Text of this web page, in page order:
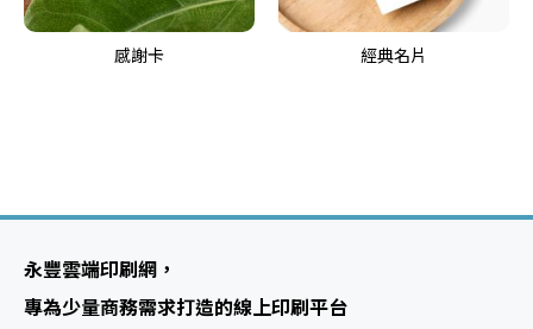
感謝卡 經典名片
永豐雲端印刷網，
專為少量商務需求打造的線上印刷平台